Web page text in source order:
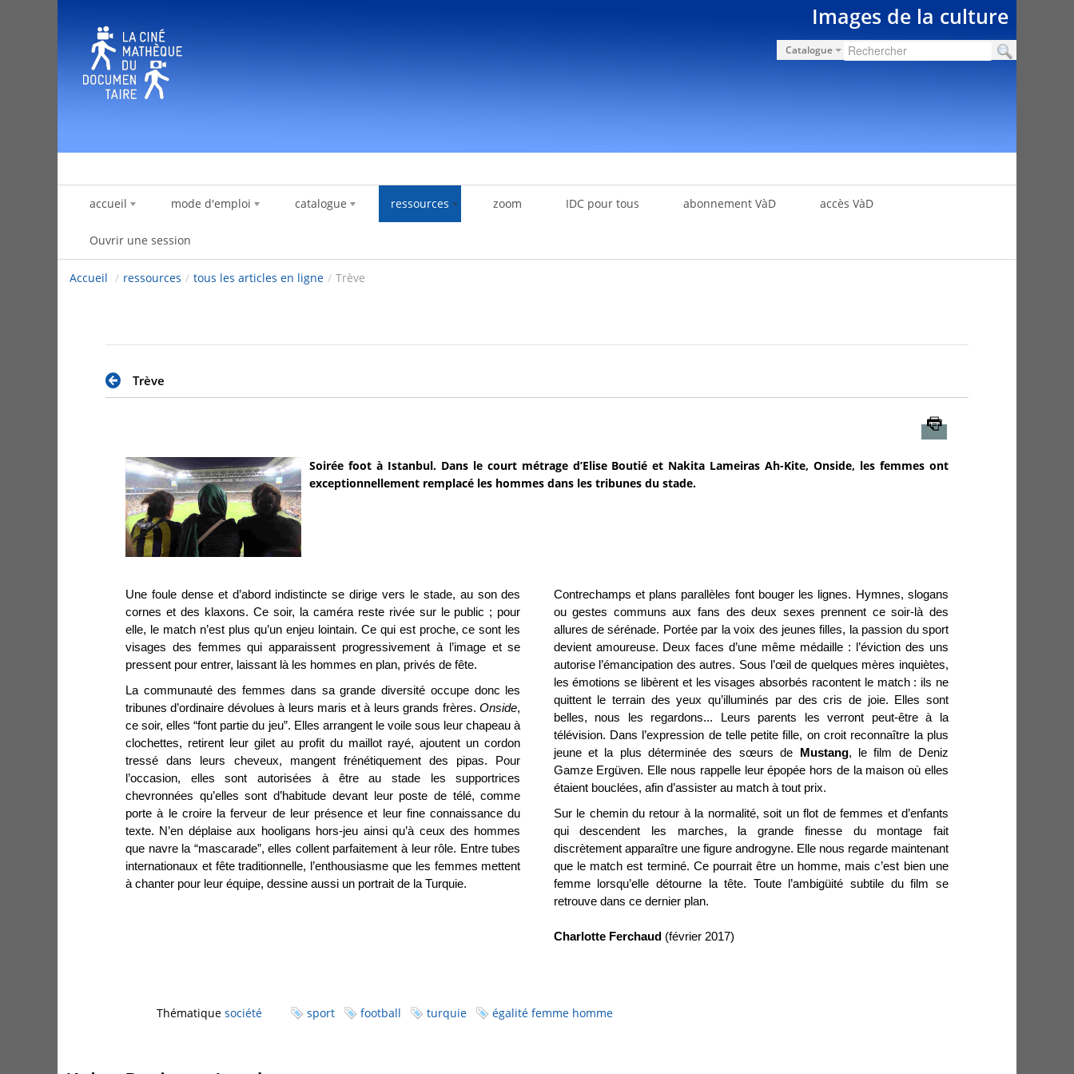
Images de la culture
Catalogue
accueil mode d'emploi catalogue ressources zoom IDC pour tous abonnement VàD accès VàD
Ouvrir une session
Accueil / ressources / tous les articles en ligne / Trève
Trève
Soirée foot à Istanbul. Dans le court métrage d’Elise Boutié et Nakita Lameiras Ah-Kite, Onside, les femmes ont
exceptionnellement remplacé les hommes dans les tribunes du stade.
Une foule dense et d’abord indistincte se dirige vers le stade, au son des
cornes et des klaxons. Ce soir, la caméra reste rivée sur le public ; pour
elle, le match n’est plus qu’un enjeu lointain. Ce qui est proche, ce sont les
visages des femmes qui apparaissent progressivement à l’image et se
pressent pour entrer, laissant là les hommes en plan, privés de fête.
La communauté des femmes dans sa grande diversité occupe donc les
tribunes d’ordinaire dévolues à leurs maris et à leurs grands frères.Onside,
ce soir, elles “font partie du jeu”. Elles arrangent le voile sous leur chapeau à
clochettes, retirent leur gilet au profit du maillot rayé, ajoutent un cordon
tressé dans leurs cheveux, mangent frénétiquement des pipas. Pour
l’occasion, elles sont autorisées à être au stade les supportrices
chevronnées qu’elles sont d’habitude devant leur poste de télé, comme
porte à le croire la ferveur de leur présence et leur fine connaissance du
texte. N’en déplaise aux hooligans hors-jeu ainsi qu’à ceux des hommes
que navre la “mascarade”, elles collent parfaitement à leur rôle. Entre tubes
internationaux et fête traditionnelle, l’enthousiasme que les femmes mettent
à chanter pour leur équipe, dessine aussi un portrait de la Turquie.
Contrechamps et plans parallèles font bouger les lignes. Hymnes, slogans
ou gestes communs aux fans des deux sexes prennent ce soir-là des
allures de sérénade. Portée par la voix des jeunes filles, la passion du sport
devient amoureuse. Deux faces d’une même médaille : l’éviction des uns
autorise l’émancipation des autres. Sous l’œil de quelques mères inquiètes,
les émotions se libèrent et les visages absorbés racontent le match : ils ne
quittent le terrain des yeux qu’illuminés par des cris de joie. Elles sont
belles, nous les regardons... Leurs parents les verront peut-être à la
télévision. Dans l’expression de telle petite fille, on croit reconnaître la plus
jeune et la plus déterminée des sœurs de
Mustang, le film de Deniz
Gamze Ergüven. Elle nous rappelle leur épopée hors de la maison où elles
étaient bouclées, afin d’assister au match à tout prix.
Sur le chemin du retour à la normalité, soit un flot de femmes et d’enfants
qui descendent les marches, la grande finesse du montage fait
discrètement apparaître une figure androgyne. Elle nous regarde maintenant
que le match est terminé. Ce pourrait être un homme, mais c’est bien une
femme lorsqu’elle détourne la tête. Toute l’ambigüité subtile du film se
retrouve dans ce dernier plan.
Charlotte Ferchaud (février 2017)
Thématique société sport football turquie égalité femme homme